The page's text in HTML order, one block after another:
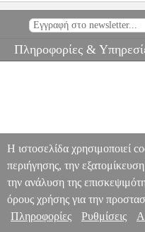
ANA.STB00157
Πληροφορίες &
Η ιστοσελίδα χρησιμοποιεί
περιήγησης, την
την ανάλυση της
όρους χρήσης για την
Πληροφορίες
Ρυθμίσεις